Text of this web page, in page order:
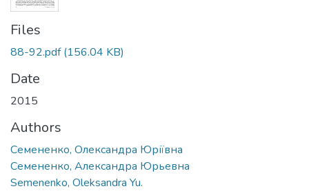
Files
88-92.pdf(156.04 KB)
Date
2015
Authors
Семененко, Олександра Юріївна
Семененко, Александра Юрьевна
Semenenko, Оleksandra Yu.